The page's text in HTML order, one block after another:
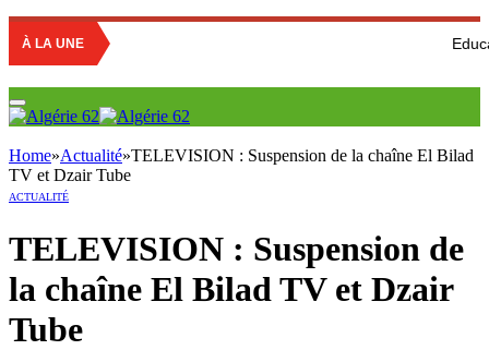
À LA UNE Education
Home»Actualité»TELEVISION : Suspension de la chaîne El Bilad
TV et Dzair Tube
ACTUALITÉ
TELEVISION : Suspension de
la chaîne El Bilad TV et Dzair
Tube